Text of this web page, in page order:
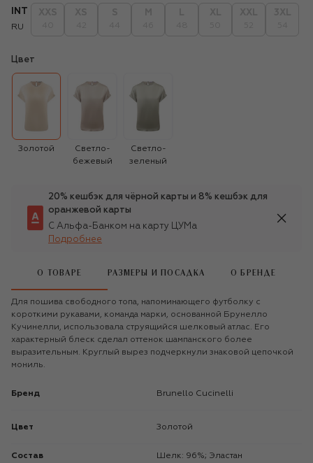
INT
RU
Цвет
Золотой
Светло-
бежевый
Светло-
зеленый
20% кешбэк для чёрной карты и 8% кешбэк для
оранжевой карты
С Альфа-Банком на карту ЦУМа
Подробнее
О ТОВАРЕ РАЗМЕРЫ И ПОСАДКА О БРЕНДЕ
Для пошива свободного топа, напоминающего футболку с
короткими рукавами, команда марки, основанной Брунелло
Кучинелли, использовала струящийся шелковый атлас. Его
характерный блеск сделал оттенок шампанского более
выразительным. Круглый вырез подчеркнули знаковой цепочкой
мониль.
Бренд Brunello Cucinelli
Цвет Золотой
Состав
Шелк: 96%; Эластан